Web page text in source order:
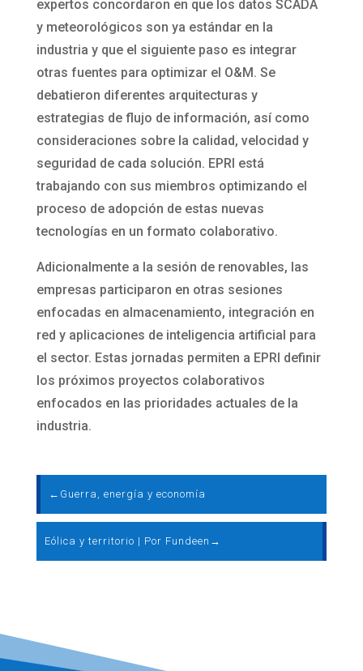
expertos concordaron en que los datos SCADA
y meteorológicos son ya estándar en la
industria y que el siguiente paso es integrar
otras fuentes para optimizar el O&M. Se
debatieron diferentes arquitecturas y
estrategias de flujo de información, así como
consideraciones sobre la calidad, velocidad y
seguridad de cada solución. EPRI está
trabajando con sus miembros optimizando el
proceso de adopción de estas nuevas
tecnologías en un formato colaborativo.
Adicionalmente a la sesión de renovables, las
empresas participaron en otras sesiones
enfocadas en almacenamiento, integración en
red y aplicaciones de inteligencia artificial para
el sector. Estas jornadas permiten a EPRI definir
los próximos proyectos colaborativos
enfocados en las prioridades actuales de la
industria.
← Guerra, energía y economía
Eólica y territorio | Por Fundeen →